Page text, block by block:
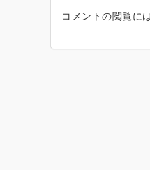
コメントの閲覧に